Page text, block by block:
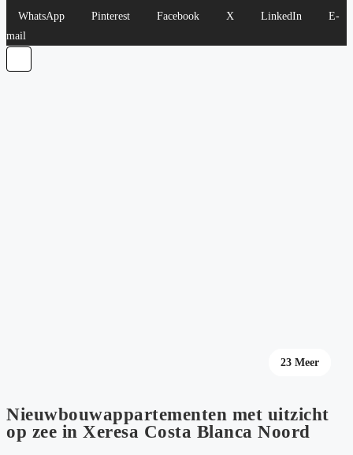
WhatsApp Pinterest Facebook X LinkedIn
E-
mail
19 Meer
23 Meer
Nieuwbouwappartementen met uitzicht
op zee in Xeresa Costa Blanca Noord